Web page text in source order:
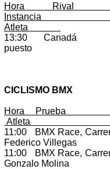
Atleta
13:30
puesto
CICLISMO BMX
Hora
11:00 BMX
Federico Villegas
11:00 BMX
Gonzalo Molina